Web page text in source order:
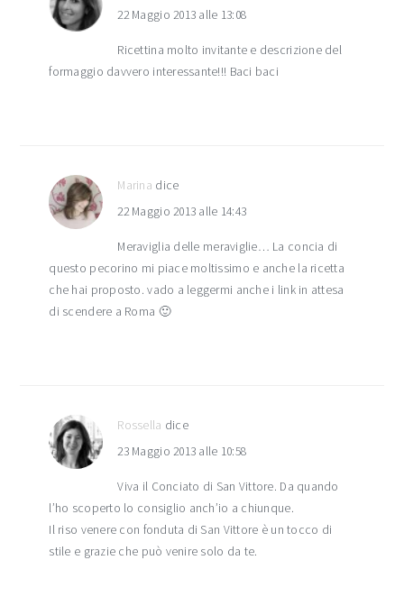
22 Maggio 2013 alle 13:08
Ricettina molto invitante e descrizione del
formaggio davvero interessante!!! Baci baci
Marina dice
22 Maggio 2013 alle 14:43
Meraviglia delle meraviglie… La concia di
questo pecorino mi piace moltissimo e anche la ricetta
che hai proposto. vado a leggermi anche i link in attesa
di scendere a Roma 🙂
Rossella dice
23 Maggio 2013 alle 10:58
Viva il Conciato di San Vittore. Da quando
l’ho scoperto lo consiglio anch’io a chiunque.
Il riso venere con fonduta di San Vittore è un tocco di
stile e grazie che può venire solo da te.